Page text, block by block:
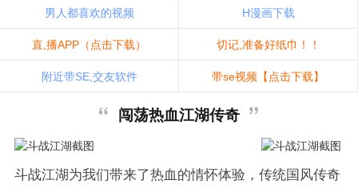
男人都喜欢的视频 H漫画下载
直,播APP（点击下载） 切记,准备好纸巾！！
附近带SE,交友软件 带se视频【点击下载】
闯荡热血江湖传奇
斗战江湖为我们带来了热血的情怀体验，传统国风传奇